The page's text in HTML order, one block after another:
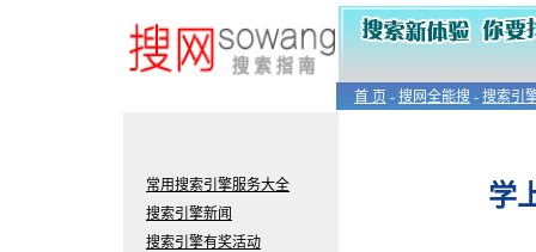
首 页 - 搜网全能搜 - 搜索引
常用搜索引擎服务大全
搜索引擎新闻
搜索引擎有奖活动
学